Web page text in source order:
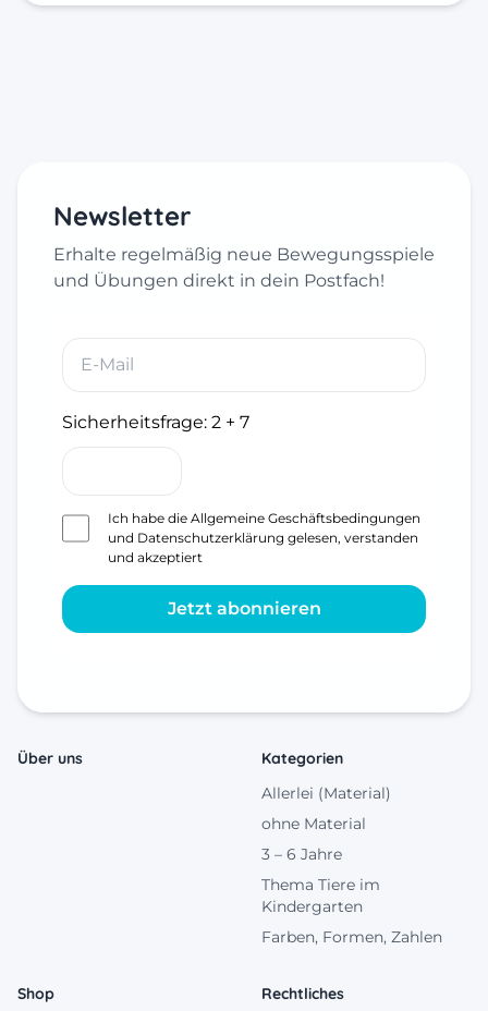
Newsletter
Erhalte regelmäßig neue Bewegungsspiele
und Übungen direkt in dein Postfach!
Sicherheitsfrage: 2 + 7
Ich habe die Allgemeine Geschäftsbedingungen
und Datenschutzerklärung gelesen, verstanden
und akzeptiert
Jetzt abonnieren
Über uns
Kategorien
Allerlei (Material)
ohne Material
3 – 6 Jahre
Thema Tiere im
Kindergarten
Farben, Formen, Zahlen
Shop Rechtliches